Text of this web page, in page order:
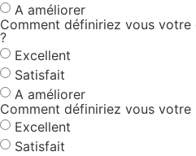
A améliorer
Comment définiriez vous
?
Excellent
Satisfait
A améliorer
Comment définiriez vous votre
Excellent
Satisfait